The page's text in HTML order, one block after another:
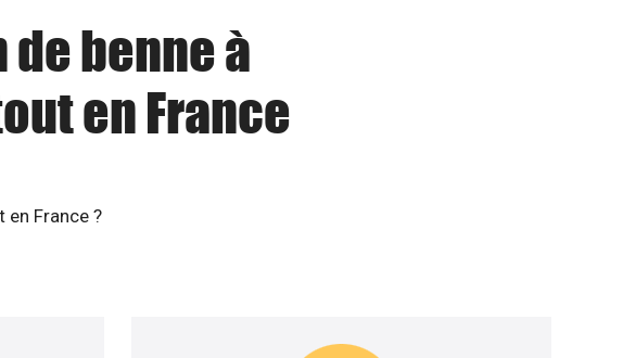
benne à
en France
en France ?